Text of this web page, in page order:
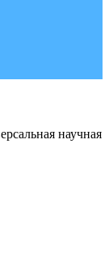
научная